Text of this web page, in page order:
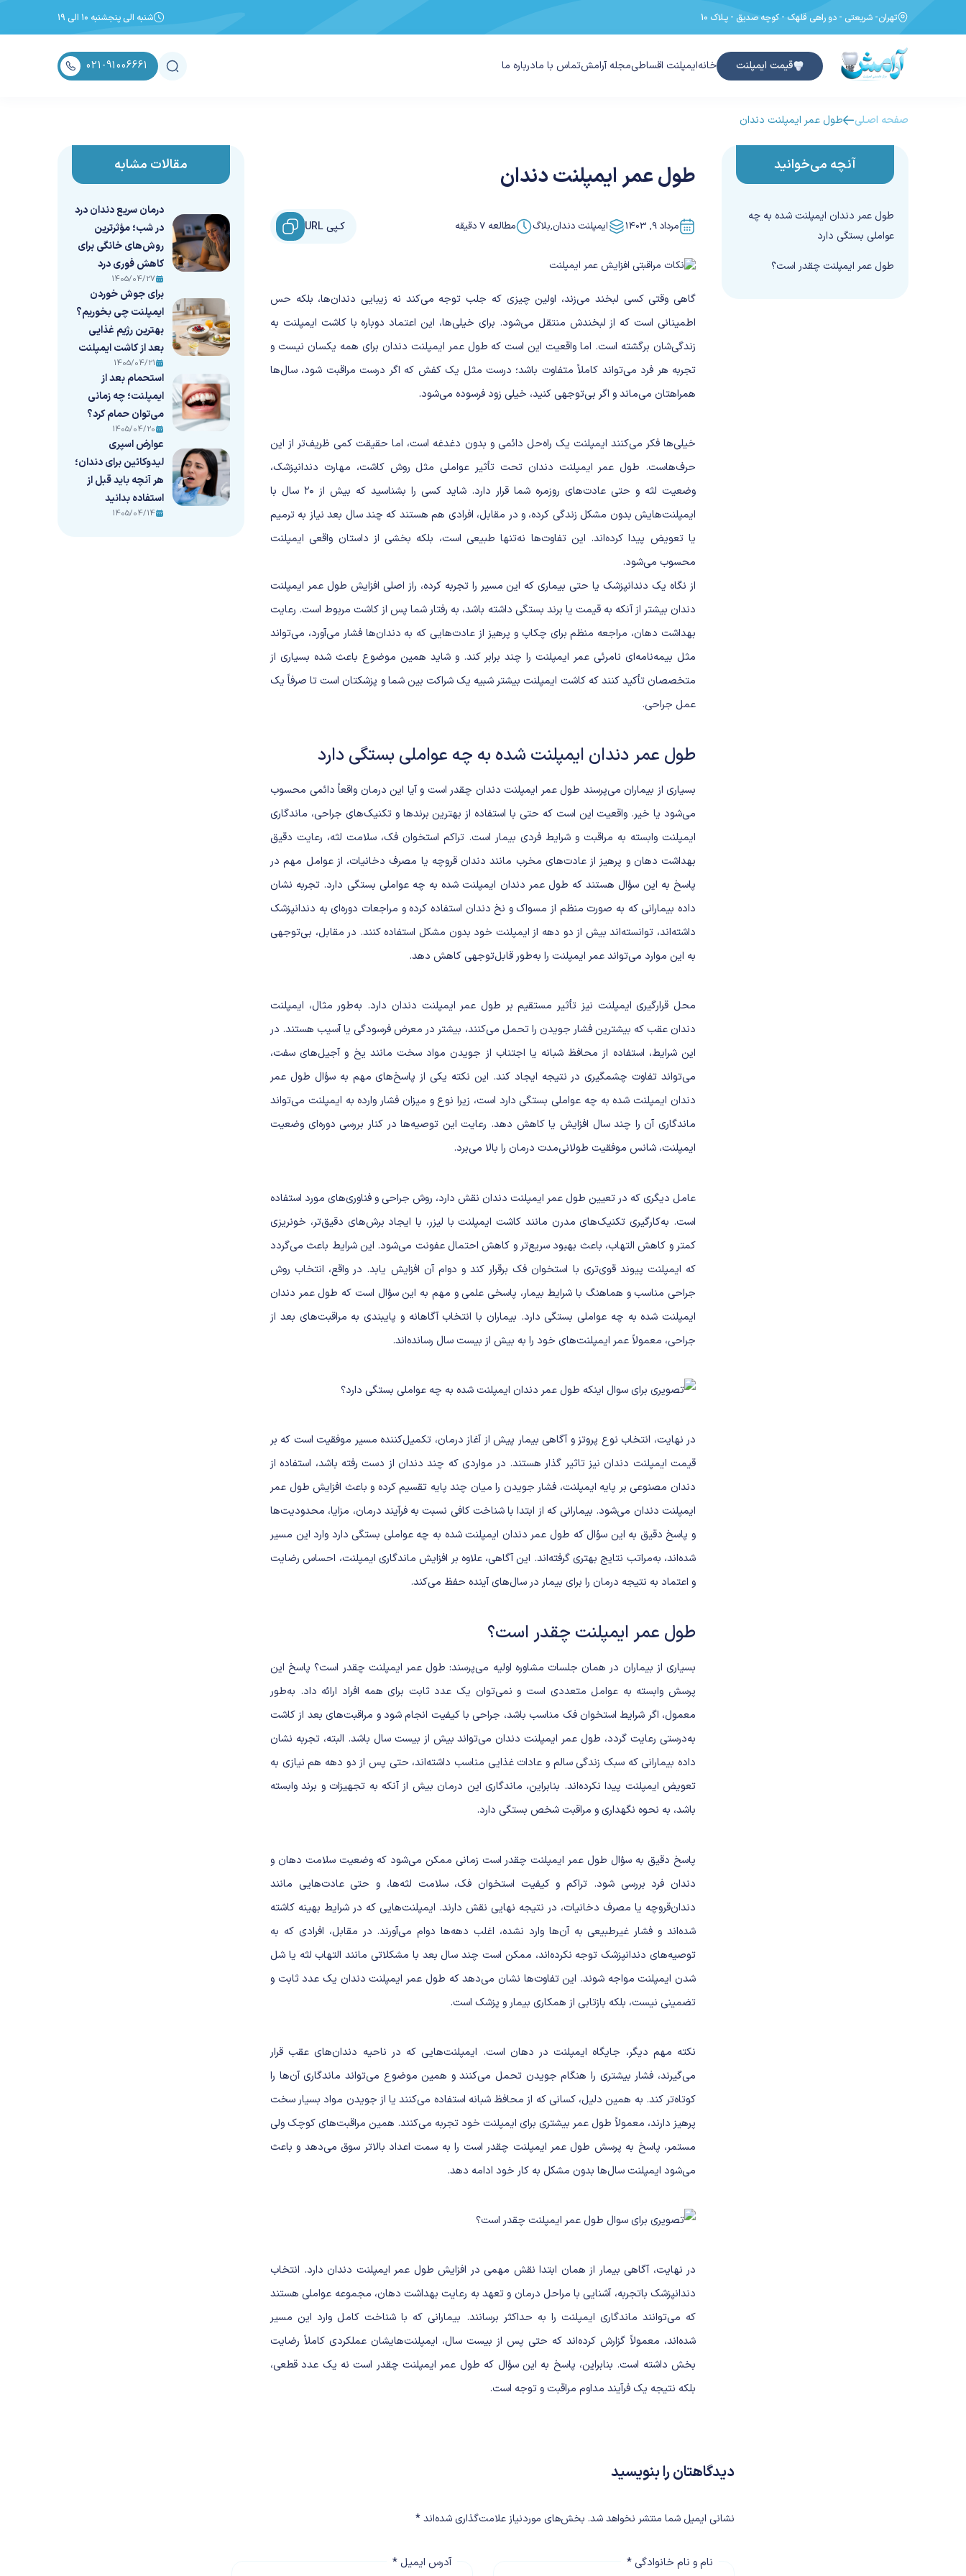
تهران- شریعتی - دو راهی قلهک - کوچه صدیق - پـلاک 10 شنبه الی پنجشنبه ۱۰ الی ۱۹
قیمت ایمپلنت خانهایمپلنت اقساطیمجله آرامشتماس با مادرباره ما 021-91006661
صفحه اصـلی طول عمر ایمپلنت دندان
آنچه می‌خوانید
طول عمر دندان ایمپلنت شده به چه
عواملی بستگی دارد
طول عمر ایمپلنت چقدر است؟
طول عمر ایمپلنت دندان
مرداد 9, 1403 ایمپلنت دندان,بلاگ مطالعه 7دقیقه کـپی URL
گاهی وقتی کسی لبخند می‌زند، اولین چیزی که جلب توجه می‌کند نه زیبایی دندان‌ها، بلکه حس
اطمینانی است که از لبخندش منتقل می‌شود. برای خیلی‌ها، این اعتماد دوباره با کاشت ایمپلنت به
زندگی‌شان برگشته است. اما واقعیت این است که طول عمر ایمپلنت دندان برای همه یکسان نیست و
تجربه هر فرد می‌تواند کاملاً متفاوت باشد؛ درست مثل یک کفش که اگر درست مراقبت شود، سال‌ها
همراهتان می‌ماند و اگر بی‌توجهی کنید، خیلی زود فرسوده می‌شود.
خیلی‌ها فکر می‌کنند ایمپلنت یک راه‌حل دائمی و بدون دغدغه است، اما حقیقت کمی ظریف‌تر از این
حرف‌هاست. طول عمر ایمپلنت دندان تحت تأثیر عواملی مثل روش کاشت، مهارت دندانپزشک،
وضعیت لثه و حتی عادت‌های روزمره شما قرار دارد. شاید کسی را بشناسید که بیش از ۲۰ سال با
ایمپلنت‌هایش بدون مشکل زندگی کرده، و در مقابل، افرادی هم هستند که چند سال بعد نیاز به ترمیم
یا تعویض پیدا کرده‌اند. این تفاوت‌ها نه‌تنها طبیعی است، بلکه بخشی از داستان واقعی ایمپلنت
محسوب می‌شود.
از نگاه یک دندانپزشک یا حتی بیماری که این مسیر را تجربه کرده، راز اصلی افزایش طول عمر ایمپلنت
دندان بیشتر از آنکه به قیمت یا برند بستگی داشته باشد، به رفتار شما پس از کاشت مربوط است. رعایت
بهداشت دهان، مراجعه منظم برای چکاپ و پرهیز از عادت‌هایی که به دندان‌ها فشار می‌آورد، می‌تواند
مثل بیمه‌نامه‌ای نامرئی عمر ایمپلنت را چند برابر کند. و شاید همین موضوع باعث شده بسیاری از
متخصصان تأکید کنند که کاشت ایمپلنت بیشتر شبیه یک شراکت بین شما و پزشکتان است تا صرفاً یک
عمل جراحی.
طول عمر دندان ایمپلنت شده به چه عواملی بستگی دارد
بسیاری از بیماران می‌پرسند طول عمر ایمپلنت دندان چقدر است و آیا این درمان واقعاً دائمی محسوب
می‌شود یا خیر. واقعیت این است که حتی با استفاده از بهترین برندها و تکنیک‌های جراحی، ماندگاری
ایمپلنت وابسته به مراقبت و شرایط فردی بیمار است. تراکم استخوان فک، سلامت لثه، رعایت دقیق
بهداشت دهان و پرهیز از عادت‌های مخرب مانند دندان قروچه یا مصرف دخانیات، از عوامل مهم در
پاسخ به این سؤال هستند که طول عمر دندان ایمپلنت شده به چه عواملی بستگی دارد. تجربه نشان
داده بیمارانی که به صورت منظم از مسواک و نخ دندان استفاده کرده و مراجعات دوره‌ای به دندانپزشک
داشته‌اند، توانسته‌اند بیش از دو دهه از ایمپلنت خود بدون مشکل استفاده کنند. در مقابل، بی‌توجهی
به این موارد می‌تواند عمر ایمپلنت را به‌طور قابل‌توجهی کاهش دهد.
محل قرارگیری ایمپلنت نیز تأثیر مستقیم بر طول عمر ایمپلنت دندان دارد. به‌طور مثال، ایمپلنت
دندان عقب که بیشترین فشار جویدن را تحمل می‌کنند، بیشتر در معرض فرسودگی یا آسیب هستند. در
این شرایط، استفاده از محافظ شبانه یا اجتناب از جویدن مواد سخت مانند یخ و آجیل‌های سفت،
می‌تواند تفاوت چشمگیری در نتیجه ایجاد کند. این نکته یکی از پاسخ‌های مهم به سؤال طول عمر
دندان ایمپلنت شده به چه عواملی بستگی دارد است، زیرا نوع و میزان فشار وارده به ایمپلنت می‌تواند
ماندگاری آن را چند سال افزایش یا کاهش دهد. رعایت این توصیه‌ها در کنار بررسی دوره‌ای وضعیت
ایمپلنت، شانس موفقیت طولانی‌مدت درمان را بالا می‌برد.
عامل دیگری که در تعیین طول عمر ایمپلنت دندان نقش دارد، روش جراحی و فناوری‌های مورد استفاده
است. به‌کارگیری تکنیک‌های مدرن مانند کاشت ایمپلنت با لیزر، با ایجاد برش‌های دقیق‌تر، خونریزی
کمتر و کاهش التهاب، باعث بهبود سریع‌تر و کاهش احتمال عفونت می‌شود. این شرایط باعث می‌گردد
که ایمپلنت پیوند قوی‌تری با استخوان فک برقرار کند و دوام آن افزایش یابد. در واقع، انتخاب روش
جراحی مناسب و هماهنگ با شرایط بیمار، پاسخی علمی و مهم به این سؤال است که طول عمر دندان
ایمپلنت شده به چه عواملی بستگی دارد. بیماران با انتخاب آگاهانه و پایبندی به مراقبت‌های بعد از
جراحی، معمولاً عمر ایمپلنت‌های خود را به بیش از بیست سال رسانده‌اند.
در نهایت، انتخاب نوع پروتز و آگاهی بیمار پیش از آغاز درمان، تکمیل‌کننده مسیر موفقیت است که بر
قیمت ایمپلنت دندان نیز تاثیر گذار هستند. در مواردی که چند دندان از دست رفته باشد، استفاده از
دندان مصنوعی بر پایه ایمپلنت، فشار جویدن را میان چند پایه تقسیم کرده و باعث افزایش طول عمر
ایمپلنت دندان می‌شود. بیمارانی که از ابتدا با شناخت کافی نسبت به فرآیند درمان، مزایا، محدودیت‌ها
و پاسخ دقیق به این سؤال که طول عمر دندان ایمپلنت شده به چه عواملی بستگی دارد وارد این مسیر
شده‌اند، به‌مراتب نتایج بهتری گرفته‌اند. این آگاهی، علاوه بر افزایش ماندگاری ایمپلنت، احساس رضایت
و اعتماد به نتیجه درمان را برای بیمار در سال‌های آینده حفظ می‌کند.
طول عمر ایمپلنت چقدر است؟
بسیاری از بیماران در همان جلسات مشاوره اولیه می‌پرسند: طول عمر ایمپلنت چقدر است؟ پاسخ این
پرسش وابسته به عوامل متعددی است و نمی‌توان یک عدد ثابت برای همه افراد ارائه داد. به‌طور
معمول، اگر شرایط استخوان فک مناسب باشد، جراحی با کیفیت انجام شود و مراقبت‌های بعد از کاشت
به‌درستی رعایت گردد، طول عمر ایمپلنت دندان می‌تواند بیش از بیست سال باشد. البته، تجربه نشان
داده بیمارانی که سبک زندگی سالم و عادات غذایی مناسب داشته‌اند، حتی پس از دو دهه هم نیازی به
تعویض ایمپلنت پیدا نکرده‌اند. بنابراین، ماندگاری این درمان بیش از آنکه به تجهیزات و برند وابسته
باشد، به نحوه نگهداری و مراقبت شخص بستگی دارد.
پاسخ دقیق به سؤال طول عمر ایمپلنت چقدر است زمانی ممکن می‌شود که وضعیت سلامت دهان و
دندان فرد بررسی شود. تراکم و کیفیت استخوان فک، سلامت لثه‌ها، و حتی عادت‌هایی مانند
دندان‌قروچه یا مصرف دخانیات، در نتیجه نهایی نقش دارند. ایمپلنت‌هایی که در شرایط بهینه کاشته
شده‌اند و فشار غیرطبیعی به آن‌ها وارد نشده، اغلب دهه‌ها دوام می‌آورند. در مقابل، افرادی که به
توصیه‌های دندانپزشک توجه نکرده‌اند، ممکن است چند سال بعد با مشکلاتی مانند التهاب لثه یا شل
شدن ایمپلنت مواجه شوند. این تفاوت‌ها نشان می‌دهد که طول عمر ایمپلنت دندان یک عدد ثابت و
تضمینی نیست، بلکه بازتابی از همکاری بیمار و پزشک است.
نکته مهم دیگر، جایگاه ایمپلنت در دهان است. ایمپلنت‌هایی که در ناحیه دندان‌های عقب قرار
می‌گیرند، فشار بیشتری را هنگام جویدن تحمل می‌کنند و همین موضوع می‌تواند ماندگاری آن‌ها را
کوتاه‌تر کند. به همین دلیل، کسانی که از محافظ شبانه استفاده می‌کنند یا از جویدن مواد بسیار سخت
پرهیز دارند، معمولاً طول عمر بیشتری برای ایمپلنت خود تجربه می‌کنند. همین مراقبت‌های کوچک ولی
مستمر، پاسخ به پرسش طول عمر ایمپلنت چقدر است را به سمت اعداد بالاتر سوق می‌دهد و باعث
می‌شود ایمپلنت سال‌ها بدون مشکل به کار خود ادامه دهد.
در نهایت، آگاهی بیمار از همان ابتدا نقش مهمی در افزایش طول عمر ایمپلنت دندان دارد. انتخاب
دندانپزشک باتجربه، آشنایی با مراحل درمان و تعهد به رعایت بهداشت دهان، مجموعه عواملی هستند
که می‌توانند ماندگاری ایمپلنت را به حداکثر برسانند. بیمارانی که با شناخت کامل وارد این مسیر
شده‌اند، معمولاً گزارش کرده‌اند که حتی پس از بیست سال، ایمپلنت‌هایشان عملکردی کاملاً رضایت
بخش داشته است. بنابراین، پاسخ به این سؤال که طول عمر ایمپلنت چقدر است نه یک عدد قطعی،
بلکه نتیجه یک فرآیند مداوم مراقبت و توجه است.
مقالات مشابه
درمان سریع دندان درد
در شب؛ مؤثرترین
روش‌های خانگی برای
کاهش فوری درد
1405/04/27
برای جوش خوردن
ایمپلنت چی بخوریم؟
بهترین رژیم غذایی
بعد از کاشت ایمپلنت
1405/04/21
استحمام بعد از
ایمپلنت؛ چه زمانی
می‌توان حمام کرد؟
1405/04/20
عوارض اسپری
لیدوکائین برای دندان؛
هر آنچه باید قبل از
استفاده بدانید
1405/04/14
دیدگاهتان را بنویسید
نشانی ایمیل شما منتشر نخواهد شد. بخش‌های موردنیاز علامت‌گذاری شده‌اند*
نام و نام خانوادگی * آدرس ایمیل*